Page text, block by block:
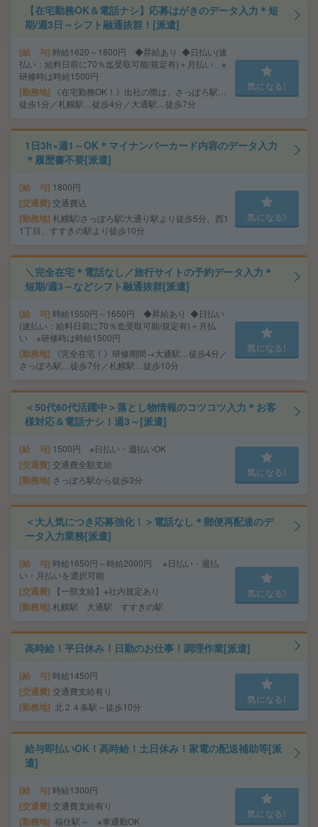
【在宅勤務OK＆電話ナシ】応募はがきのデータ入力＊短
期/週3日～シフト融通抜群！[派遣]
給 与 時給1620～1800円 ◆昇給あり ◆日払い(速
払い：給料日前に70％迄受取可能/規定有)＋月払い ※
研修時は時給1500円
勤務地
《在宅勤務OK！》出社の際は、さっぽろ駅…
徒歩1分／札幌駅…徒歩4分／大通駅…徒歩7分
気になる!
1日3h×週1～OK＊マイナンバーカード内容のデータ入力
＊履歴書不要[派遣]
給 与 1800円
交通費 交通費込
勤務地 札幌駅/さっぽろ駅/大通り駅より徒歩5分、西1
1丁目、すすきの駅より徒歩10分
気になる!
＼完全在宅＊電話なし／旅行サイトの予約データ入力＊
短期/週3～などシフト融通抜群[派遣]
給 与 時給1550円～1650円 ◆昇給あり ◆日払い
(速払い：給料日前に70％迄受取可能/規定有)＋月払
い ※研修時は時給1500円
勤務地
《完全在宅！》研修期間→大通駅…徒歩4分／
さっぽろ駅…徒歩7分／札幌駅…徒歩10分
気になる!
＜50代60代活躍中＞落とし物情報のコツコツ入力＊お客
様対応＆電話ナシ！週3～[派遣]
給 与 1500円 ※日払い・週払いOK
交通費 交通費全額支給
勤務地 さっぽろ駅から徒歩3分
気になる!
＜大人気につき応募強化！＞電話なし＊郵便再配達のデ
ータ入力業務[派遣]
給 与 時給1650円～時給2000円 ※日払い・週払
い・月払いを選択可能
交通費 【一部支給】※社内規定あり
勤務地 札幌駅 大通駅 すすきの駅
気になる!
高時給！平日休み！日勤のお仕事！調理作業[派遣]
給 与 時給1450円
交通費 交通費支給有り
勤務地 北２４条駅～徒歩10分
気になる!
給与即払いOK！高時給！土日休み！家電の配送補助等[派
遣]
給 与 時給1300円
交通費 交通費支給有り
勤務地 福住駅～ ※車通勤OK
気になる!